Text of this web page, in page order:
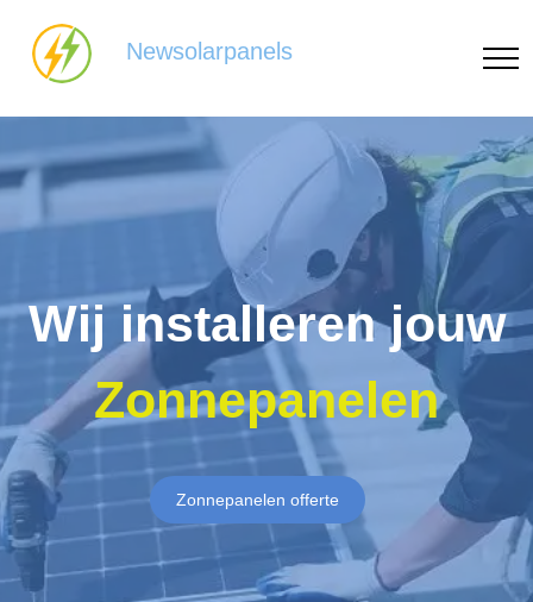
Newsolarpanels
Wij installeren jouw
Zonnepanelen
Zonnepanelen offerte